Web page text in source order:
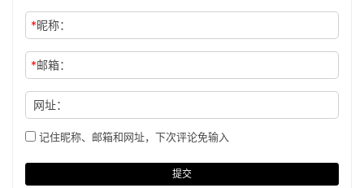
*昵称：
*邮箱：
网址：
记住昵称、邮箱和网址，下次评论免输入
提交